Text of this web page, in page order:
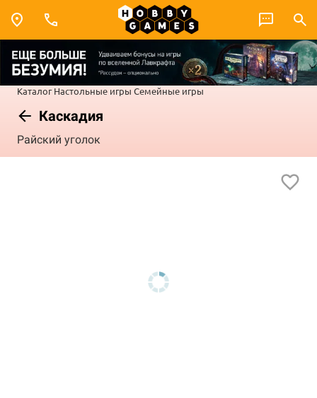
Каталог Настольные игры Семейные игры
Каскадия
Райский уголок